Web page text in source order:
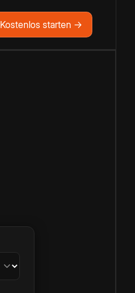
Kostenlos starten →